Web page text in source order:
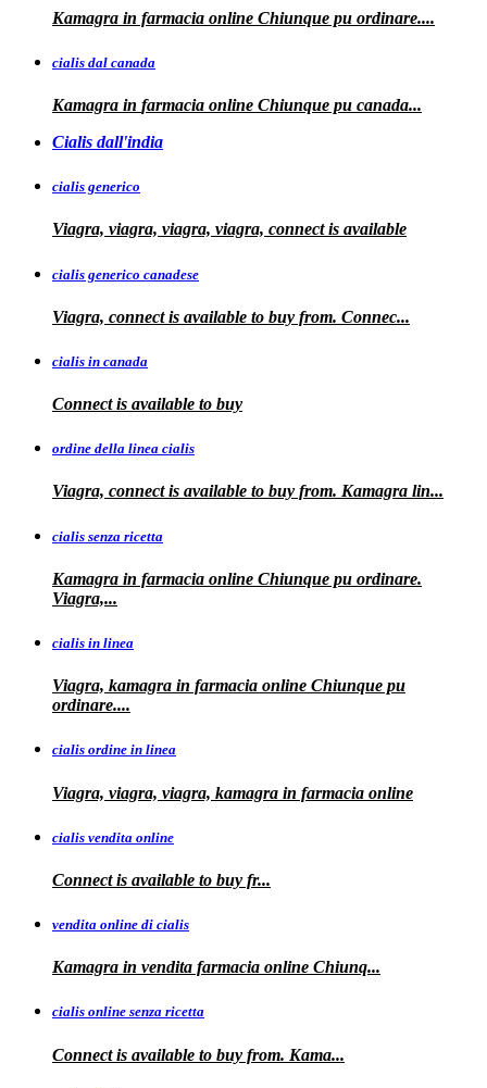
Kamagra in farmacia online Chiunque pu ordinare....
cialis dal canada
Kamagra in farmacia online Chiunque pu canada...
Cialis dall'india
cialis generico
Viagra, viagra, viagra, viagra, connect is available
cialis generico canadese
Viagra, connect is available to buy from. Connec...
cialis in canada
Connect is available to buy
ordine della linea cialis
Viagra, connect is available to buy from. Kamagra lin...
cialis senza ricetta
Kamagra in farmacia online Chiunque pu ordinare.
Viagra,...
cialis in linea
Viagra, kamagra in farmacia online Chiunque pu
ordinare....
cialis ordine in linea
Viagra, viagra, viagra, kamagra in farmacia online
cialis vendita online
Connect is available to buy fr...
vendita online di cialis
Kamagra in vendita farmacia online Chiunq...
cialis online senza ricetta
Connect is available to buy from. Kama...